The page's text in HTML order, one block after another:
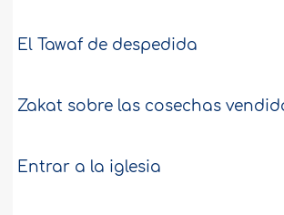
El Tawaf de despedida
Zakat sobre las cosechas
Entrar a la iglesia